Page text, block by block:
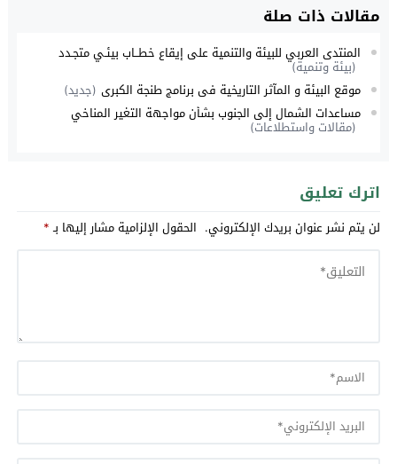
مقالات ذات صلة
المنتدى العربي للبيئة والتنمية على إيقاع خطــاب بيئـي متجـدد
(بيئة وتنمية)
موقع البيئة و المآثر التاريخية في برنامج طنجة الكبرى (جديد)
مساعدات الشمال إلى الجنوب بشأن مواجهة التغير المناخي
(مقالات واستطلاعات)
اترك تعليق
لن يتم نشر عنوان بريدك الإلكتروني. الحقول الإلزامية مشار إليها بـ*